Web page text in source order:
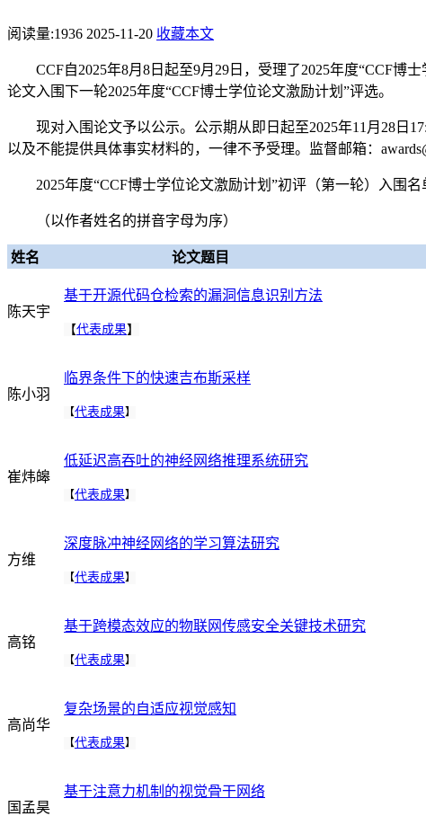
阅读量:1936 2025-11-20 收藏本文
CCF自2025年8月8日起至9月29日，受理了2025年度“CCF
论文入围下一轮2025年度“CCF博士学位论文激励计划”评选。
现对入围论文予以公示。公示期从即日起至2025年11月28日
以及不能提供具体事实材料的，一律不予受理。监督邮箱：
2025年度“CCF博士学位论文激励计划”初评（第一轮）入围名
（以作者姓名的拼音字母为序）
姓名 论文题目
陈天宇
基于开源代码仓检索的漏洞信息识别方法
【代表成果】
陈小羽
临界条件下的快速吉布斯采样
【代表成果】
崔炜皞
低延迟高吞吐的神经网络推理系统研究
【代表成果】
方维
深度脉冲神经网络的学习算法研究
【代表成果】
高铭
基于跨模态效应的物联网传感安全关键技术研究
【代表成果】
高尚华
复杂场景的自适应视觉感知
【代表成果】
国孟昊
基于注意力机制的视觉骨干网络